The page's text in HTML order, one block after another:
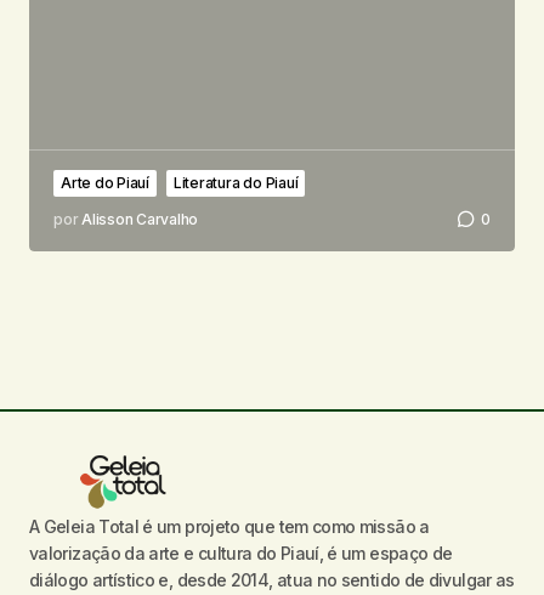
Arte do Piauí
Literatura do Piauí
por Alisson Carvalho 0
A Geleia Total é um projeto que tem como missão a
valorização da arte e cultura do Piauí, é um espaço de
diálogo artístico e, desde 2014, atua no sentido de divulgar as